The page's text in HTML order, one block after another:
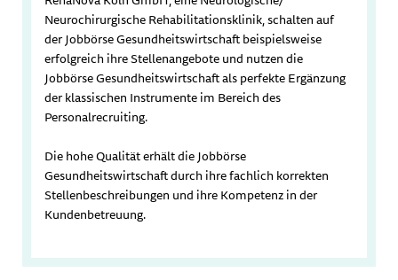
Neurochirurgische Rehabilitationsklinik, schalten auf
der Jobbörse Gesundheitswirtschaft beispielsweise
erfolgreich ihre Stellenangebote und nutzen die
Jobbörse Gesundheitswirtschaft als perfekte Ergänzung
der klassischen Instrumente im Bereich des
Personalrecruiting.
Die hohe Qualität erhält die Jobbörse
Gesundheitswirtschaft durch ihre fachlich korrekten
Stellenbeschreibungen und ihre Kompetenz in der
Kundenbetreuung.